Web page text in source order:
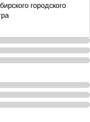
городского